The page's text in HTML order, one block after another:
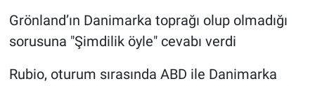
Grönland’ın Danimarka toprağı olup olmadığı
sorusuna "Şimdilik öyle" cevabı verdi
Rubio, oturum sırasında ABD ile Danimarka